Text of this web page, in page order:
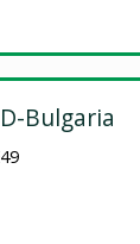
Bulgaria